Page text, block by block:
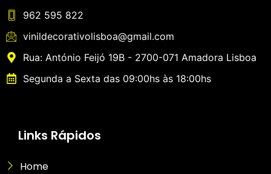
962 595 822
vinildecorativolisboa@gmail.com
Rua: António Feijó 19B - 2700-071 Amadora Lisboa
Segunda a Sexta das 09:00hs às 18:00hs
Links Rápidos
Home